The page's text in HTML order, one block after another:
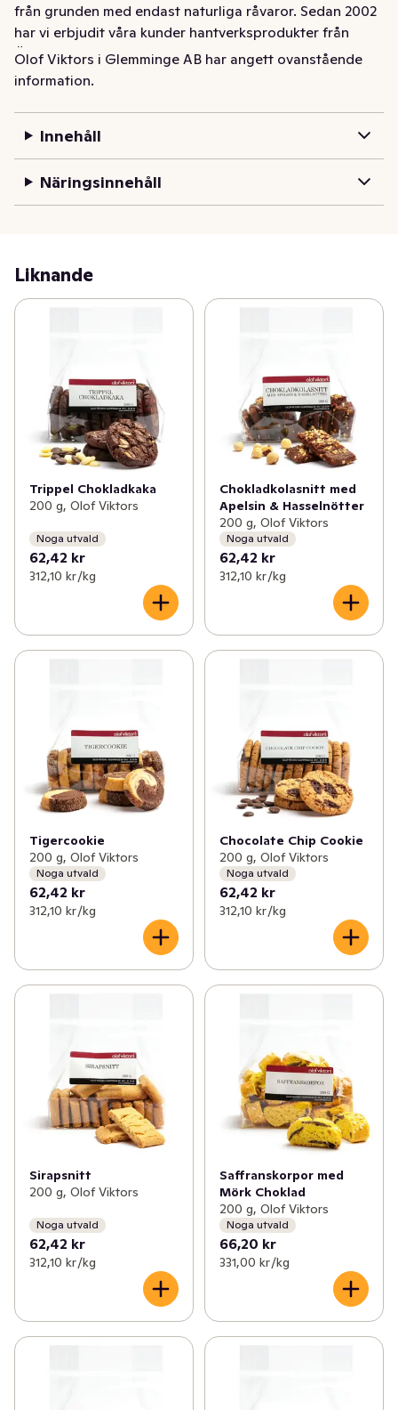
från grunden med endast naturliga råvaror. Sedan 2002
har vi erbjudit våra kunder hantverksprodukter från
Österlen av högsta kvalitet. Tid och bra råvaror är de
viktigaste ingredienserna för att skapa en god produkt
riktigt smör för att få den bästa smaken. Chokladbryssel
alla dagens fikastunder. Olof Viktors bakar allt för hand
från grunden med endast naturliga råvaror. Sedan 2002
viktigaste ingredienserna för att skapa en god produkt
- vi använder mycket av båda.
Olof Viktors i Glemminge AB har angett ovanstående
information.
Innehåll
Näringsinnehåll
Liknande
Trippel Chokladkaka
200 g, Olof Viktors
Noga utvald
62,42 kr
312,10 kr /kg
Chokladkolasnitt med
Apelsin & Hasselnötter
200 g, Olof Viktors
Noga utvald
62,42 kr
312,10 kr /kg
Tigercookie
200 g, Olof Viktors
Noga utvald
62,42 kr
312,10 kr /kg
Chocolate Chip Cookie
200 g, Olof Viktors
Noga utvald
62,42 kr
312,10 kr /kg
Sirapsnitt
200 g, Olof Viktors
Noga utvald
62,42 kr
312,10 kr /kg
Saffranskorpor med
Mörk Choklad
200 g, Olof Viktors
Noga utvald
66,20 kr
331,00 kr /kg